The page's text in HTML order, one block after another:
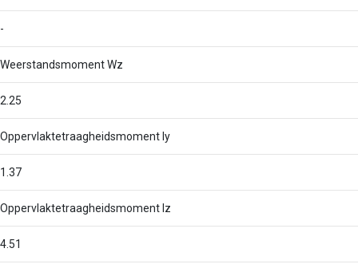
-
Weerstandsmoment Wz
2.25
Oppervlaktetraagheidsmoment Iy
1.37
Oppervlaktetraagheidsmoment Iz
4.51